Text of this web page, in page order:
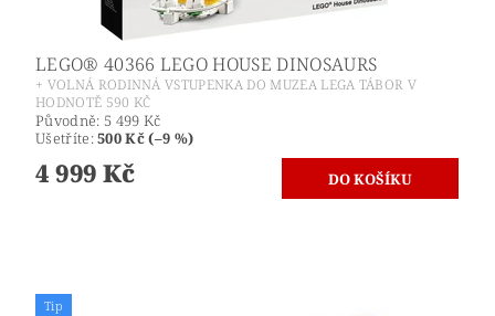
LEGO® 40366 LEGO HOUSE DINOSAURS
+ VOLNÁ RODINNÁ VSTUPENKA DO MUZEA LEGA TÁBOR V
HODNOTĚ 590 KČ
Původně: 5 499 Kč
Ušetříte:500 Kč (–9 %)
4 999 Kč
Tip